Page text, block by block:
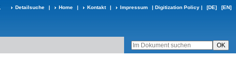
Detailsuche | Home | Kontakt | Impressum | Digitization Policy | [DE] [EN]